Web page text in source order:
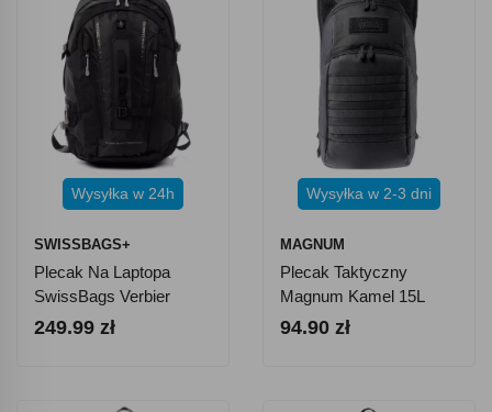
Wysyłka w 24h
SWISSBAGS+
Plecak Na Laptopa
SwissBags Verbier
SB105 36 L
249.99 zł
Wysyłka w 2-3 dni
MAGNUM
Plecak Taktyczny
Magnum Kamel 15L
Black
94.90 zł